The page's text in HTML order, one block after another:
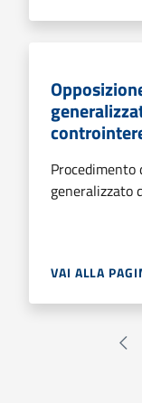
Procedimento
generalizzato
VAI ALLA